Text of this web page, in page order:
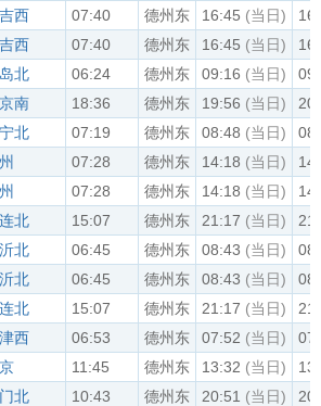
西 07:40 德州东 16:45 (当日)
西 07:40 德州东 16:45 (当日)
北 06:24 德州东 09:16 (当日)
南 18:36 德州东 19:56 (当日)
北 07:19 德州东 08:48 (当日)
07:28 德州东 14:18 (当日)
07:28 德州东 14:18 (当日)
北 15:07 德州东 21:17 (当日)
北 06:45 德州东 08:43 (当日)
北 06:45 德州东 08:43 (当日)
北 15:07 德州东 21:17 (当日)
西 06:53 德州东 07:52 (当日)
11:45 德州东 13:32 (当日)
北 10:43 德州东 20:51 (当日)